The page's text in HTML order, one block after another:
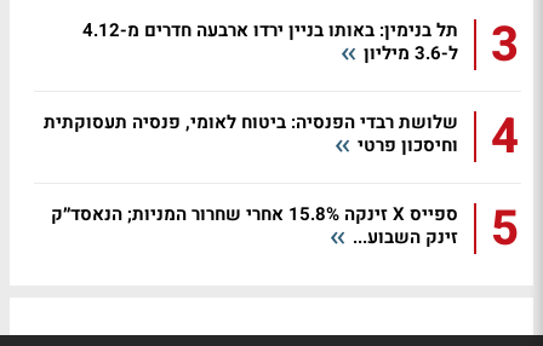
3
תל בנימין: באותו בניין ירדו ארבעה חדרים מ-4.12
ל-3.6 מיליון
4
שלושת רבדי הפנסיה: ביטוח לאומי, פנסיה תעסוקתית
וחיסכון פרטי
5
ספייס X זינקה 15.8% אחרי שחרור המניות; הנאסד״ק
זינק השבוע...